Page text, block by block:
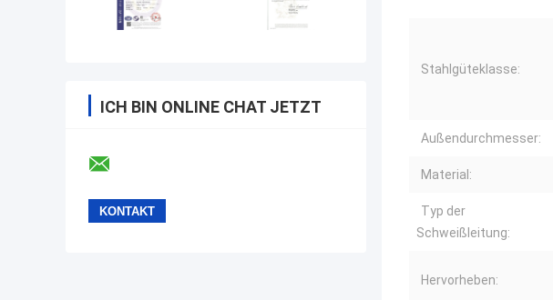
ICH BIN ONLINE CHAT JETZT
Stahlgüteklasse:
Außendurchmesser:
Material:
Typ der
Schweißleitung:
Hervorheben: